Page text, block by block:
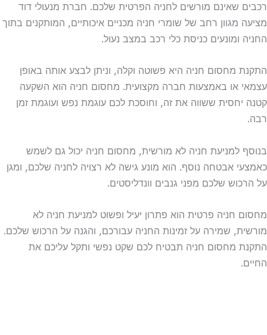
רכבים שאינם מורשים לחניה הפרטית שלכם. חברת מנעולי דוד
מציעה מגוון רחב של שומרי חניה מכניים איכותיים, המותקנים בתוך
החניה ומונעים כניסת כלי רכב במצב נעול.
התקנת מחסום חניה היא פשוטה וקלה, וניתן לבצע אותה באופן
עצמאי או באמצעות חברה מקצועית. מחסום חניה הוא השקעה
קטנה יחסית ששווה את זה, וחוסכת לכם עוגמת נפש ועוגמת זמן
רבה.
בנוסף למניעת חניה לא מורשית, מחסום חניה יכול גם לשמש
כאמצעי אבטחה נוסף. הוא מונע גישה לא רצויה לחניה שלכם, ומגן
על הרכוש שלכם מפני גנבים וונדליסטים.
מחסום חניה פרטית הוא פתרון יעיל ופשוט למניעת חניה לא
מורשית, שמירה על זמינות החניה עבורכם, והגנה על הרכוש שלכם.
התקנת מחסום חניה תבטיח לכם שקט נפשי ותקל עליכם את
החיים.